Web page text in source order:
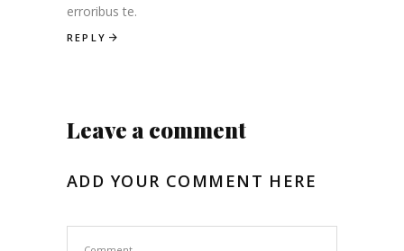
erroribus te.
REPLY
Leave a comment
ADD YOUR COMMENT HERE